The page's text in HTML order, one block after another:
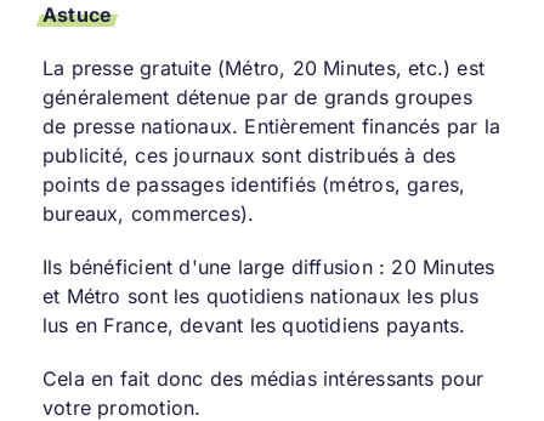
Astuce
La presse gratuite (Métro, 20 Minutes, etc.) est
généralement détenue par de grands groupes
de presse nationaux. Entièrement financés par la
publicité, ces journaux sont distribués à des
points de passages identifiés (métros, gares,
bureaux, commerces).
Ils bénéficient d'une large diffusion : 20 Minutes
et Métro sont les quotidiens nationaux les plus
lus en France, devant les quotidiens payants.
Cela en fait donc des médias intéressants pour
votre promotion.